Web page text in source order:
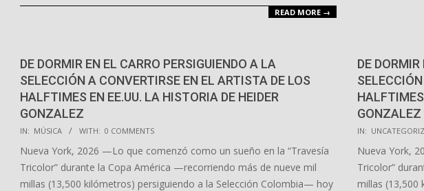
READ MORE →
DE DORMIR EN EL CARRO PERSIGUIENDO A LA
SELECCIÓN A CONVERTIRSE EN EL ARTISTA DE LOS
HALFTIMES EN EE.UU. LA HISTORIA DE HEIDER
GONZALEZ
2026-
03-
27
IN: MÚSICA WITH: 0 COMMENTS
Nueva York, 2026 —Lo que comenzó como un sueño en la “Travesía
Tricolor” durante la Copa América —recorriendo más de nueve mil
millas (13,500 kilómetros) persiguiendo a la Selección Colombia— hoy
DE
GONZALEZ
2026-
03-
27
IN:
Nueva York,
Tricolor”
millas